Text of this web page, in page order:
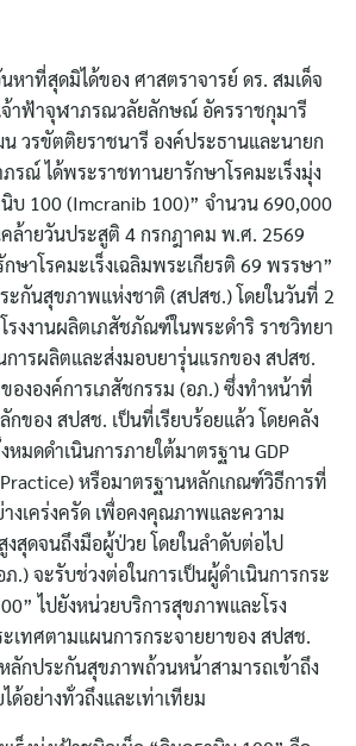
าที่สุดมิได้ของ ศาสตราจารย์ ดร. สมเด็จ
จ้าฟ้าจุฬาภรณวลัยลักษณ์ อัครราชกุมารี
วรขัตติยราชนารี องค์ประธานและนายก
รณ์ ได้พระราชทานยารักษาโรคมะเร็งมุ่ง
บ 100 (Imcranib 100)” จำนวน 690,000
คล้ายวันประสูติ 4 กรกฎาคม พ.ศ. 2569
กษาโรคมะเร็งเฉลิมพระเกียรติ 69 พรรษา”
ะกันสุขภาพแห่งชาติ (สปสช.) โดยในวันที่ 2
งงานผลิตเภสัชภัณฑ์ในพระดําริ ราชวิทยา
ารผลิตและส่งมอบยารุ่นแรกของ สปสช.
ององค์การเภสัชกรรม (อภ.) ซึ่งทำหน้าที่
กของ สปสช. เป็นที่เรียบร้อยแล้ว โดยคลัง
มดดำเนินการภายใต้มาตรฐาน GDP
หรือมาตรฐานหลักเกณฑ์วิธีการที่
งเคร่งครัด เพื่อคงคุณภาพและความ
สุดจนถึงมือผู้ป่วย โดยในลำดับต่อไป
.) จะรับช่วงต่อในการเป็นผู้ดำเนินการกระ
ไปยังหน่วยบริการสุขภาพและโรง
เทศตามแผนการกระจายยาของ สปสช.
ลักประกันสุขภาพถ้วนหน้าสามารถเข้าถึง
อย่างทั่วถึงและเท่าเทียม